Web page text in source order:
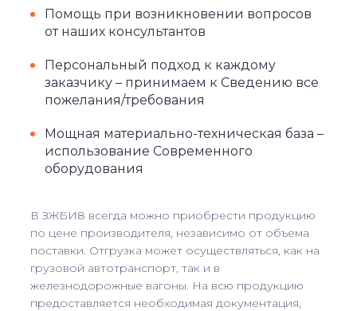
Помощь при возникновении вопросов
от наших консультантов
Персональный подход к каждому
заказчику – принимаем к Сведению все
пожелания/требования
Мощная материально-техническая база –
использование Современного
оборудования
В ЗЖБИ8 всегда можно приобрести продукцию
по цене производителя, независимо от объема
поставки. Отгрузка может осуществляться, как на
грузовой автотранспорт, так и в
железнодорожные вагоны. На всю продукцию
предоставляется необходимая документация,